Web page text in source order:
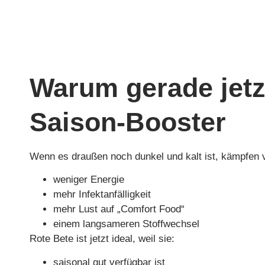
Warum gerade
Saison-Booster
Wenn es draußen noch dunkel und kalt ist, kämpfen
weniger Energie
mehr Infektanfälligkeit
mehr Lust auf „Comfort Food“
einem langsameren Stoffwechsel
Rote Bete ist jetzt ideal, weil sie:
saisonal gut verfügbar ist